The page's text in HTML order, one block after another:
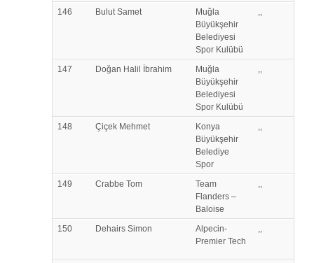
146 BulutSamet
Muğla
Büyükşehir
Belediyesi
Spor Kulübü
,,
147 Doğan Halil İbrahim
Muğla
Büyükşehir
Belediyesi
Spor Kulübü
,,
148 Çiçek Mehmet
Konya
Büyükşehir
Belediye
Spor
,,
149 Crabbe Tom
Team
Flanders –
Baloise
,,
150 Dehairs Simon
Alpecin-
Premier Tech
,,